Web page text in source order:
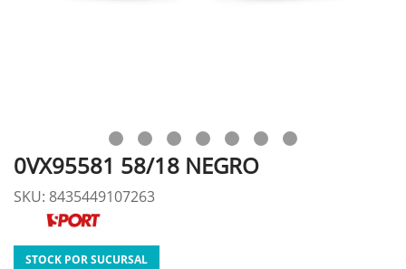
0VX95581 58/18 NEGRO
SKU: 8435449107263
STOCK POR SUCURSAL